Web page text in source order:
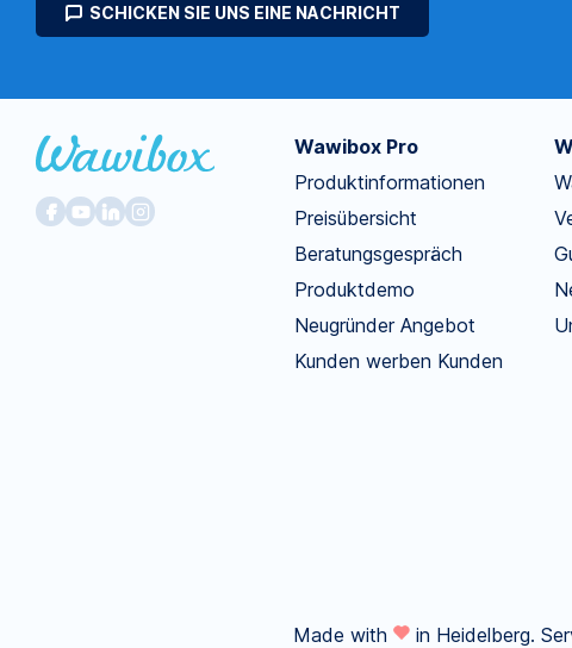
SCHICKEN SIE UNS EINE NACHRICHT
Wawibox Pro
Produktinformationen
Preisübersicht
Beratungsgespräch
Produktdemo
Neugründer Angebot
Kunden werben Kunden
Made with in Heidelberg.